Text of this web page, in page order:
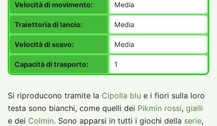
Velocità di movimento: Media
Traiettoria di lancio: Media
Velocità di scavo: Media
Capacità di trasporto: 1
Si riproducono tramite la Cipolla blu e i fiori sulla loro
testa sono bianchi, come quelli dei Pikmin rossi, gialli
e dei Colmin. Sono apparsi in tutti i giochi della serie,